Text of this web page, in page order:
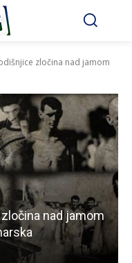
zločina nad jamom
nad jamom